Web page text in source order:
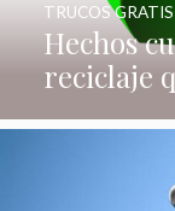
Hechos
reciclaje
TRUCOS GRATIS